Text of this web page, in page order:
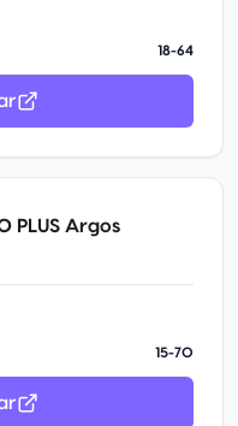
18-64
PLUS Argos
15-70